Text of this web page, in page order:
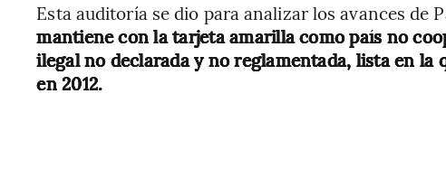
Esta auditoría se dio para analizar los avances de
mantiene con la tarjeta amarilla como país no
ilegal no declarada y no reglamentada, lista en
en 2012.